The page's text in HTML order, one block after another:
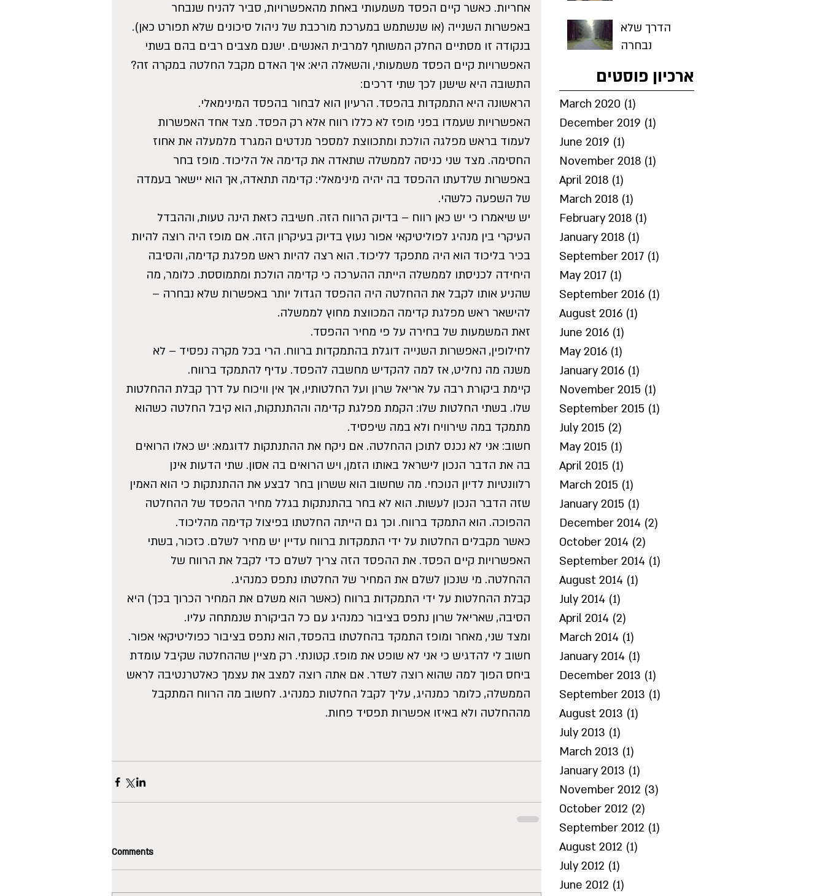
אחריות. כאשר קיים הפסד משמעותי באחת מהאפשרויות, סביר להניח שנבחר
באפשרות השנייה (או שנשתמש במערכת מורכבת של ניהול סיכונים שלא תפורט כאן).
בנקודה זו מסתיים החלק המשותף למרבית האנשים. ישנם מצבים רבים בהם בשתי
האפשרויות קיים הפסד משמעותי, והשאלה היא: איך האדם מקבל החלטה במקרה זה?
התשובה היא שישנן לכך שתי דרכים:
הראשונה היא התמקדות בהפסד. הרעיון הוא לבחור בהפסד המינימאלי.
האפשרויות שעמדו בפני מופז לא כללו רווח אלא רק הפסד. מצד אחד האפשרות
לעמוד בראש מפלגה הולכת ומתכווצת למספר מנדטים המגרד מלמעלה את אחוז
החסימה. מצד שני כניסה לממשלה שתאדה את קדימה אל הליכוד. מופז בחר
באפשרות שלדעתו ההפסד בה יהיה מינימאלי: קדימה תתאדה, אך הוא יישאר בעמדה
של השפעה כלשהי.
יש שיאמרו כי יש כאן רווח – בדיוק הרווח הזה. חשיבה כזאת הינה טעות, וההבדל
העיקרי בין מנהיג לפוליטיקאי אפור נעוץ בדיוק בעיקרון הזה. אם מופז היה רוצה להיות
בכיר בליכוד הוא היה מתפקד לליכוד. הוא רצה להיות ראש מפלגת קדימה, והסיבה
היחידה לכניסתו לממשלה הייתה ההערכה כי קדימה הולכת ומתמוססת. כלומר, מה
שהניע אותו לקבל את ההחלטה היה ההפסד הגדול יותר באפשרות שלא נבחרה –
להישאר ראש מפלגת קדימה המכווצת מחוץ לממשלה.
זאת המשמעות של בחירה על פי מחיר ההפסד.
לחילופין, האפשרות השנייה דוגלת בהתמקדות ברווח. הרי בכל מקרה נפסיד – לא
משנה מה נחליט, אז למה להקדיש מחשבה להפסד. עדיף להתמקד ברווח.
קיימת ביקורת רבה על אריאל שרון ועל החלטותיו, אך אין וויכוח על דרך קבלת ההחלטות
שלו. בשתי החלטות שלו: הקמת מפלגת קדימה וההתנתקות, הוא קיבל החלטה כשהוא
מתמקד במה שירוויח ולא במה שיפסיד.
חשוב: אני לא נכנס לתוכן ההחלטה. אם ניקח את ההתנתקות לדוגמא: יש כאלו הרואים
בה את הדבר הנכון לישראל באותו הזמן, ויש הרואים בה אסון. שתי הדעות אינן
רלוונטיות לדיון הנוכחי. מה שחשוב הוא ששרון בחר לבצע את ההתנתקות כי הוא האמין
שזה הדבר הנכון לעשות. הוא לא בחר בהתנתקות בגלל מחיר ההפסד של ההחלטה
ההפוכה. הוא התמקד ברווח. וכך גם הייתה החלטתו בפיצול קדימה מהליכוד.
כאשר מקבלים החלטות על ידי התמקדות ברווח עדיין יש מחיר לשלם. כזכור, בשתי
האפשרויות קיים הפסד. את ההפסד הזה צריך לשלם כדי לקבל את הרווח של
ההחלטה. מי שנכון לשלם את המחיר של החלטתו נתפס כמנהיג.
קבלת ההחלטות על ידי התמקדות ברווח (כאשר הוא משלם את המחיר הכרוך בכך) היא
הסיבה, שאריאל שרון נתפס בציבור כמנהיג עם כל הביקורת שנמתחה עליו.
ומצד שני, מאחר ומופז התמקד בהחלטתו בהפסד, הוא נתפס בציבור כפוליטיקאי אפור.
חשוב לי להדגיש כי אני לא שופט את מופז. קטונתי. רק מציין שההחלטה שקיבל עומדת
ביחס הפוך למה שהוא רוצה לשדר. אם אתה רוצה למצב את עצמך כאלטרנטיבה לראש
הממשלה, כלומר כמנהיג, עליך לקבל החלטות כמנהיג. לחשוב מה הרווח המתקבל
מההחלטה ולא באיזו אפשרות תפסיד פחות.
Comments
הדרך שלא
נבחרה
ארכיון פוסטים
March 2020 (1)
December 2019 (1)
June 2019 (1)
November 2018 (1)
April 2018 (1)
March 2018 (1)
February 2018 (1)
January 2018 (1)
September 2017 (1)
May 2017 (1)
September 2016 (1)
August 2016 (1)
June 2016 (1)
May 2016 (1)
January 2016 (1)
November 2015 (1)
September 2015 (1)
July 2015 (2)
May 2015 (1)
April 2015 (1)
March 2015 (1)
January 2015 (1)
December 2014 (2)
October 2014 (2)
September 2014 (1)
August 2014 (1)
July 2014 (1)
April 2014 (2)
March 2014 (1)
January 2014 (1)
December 2013 (1)
September 2013 (1)
August 2013 (1)
July 2013 (1)
March 2013 (1)
January 2013 (1)
November 2012 (3)
October 2012 (2)
September 2012 (1)
August 2012 (1)
July 2012 (1)
June 2012 (1)